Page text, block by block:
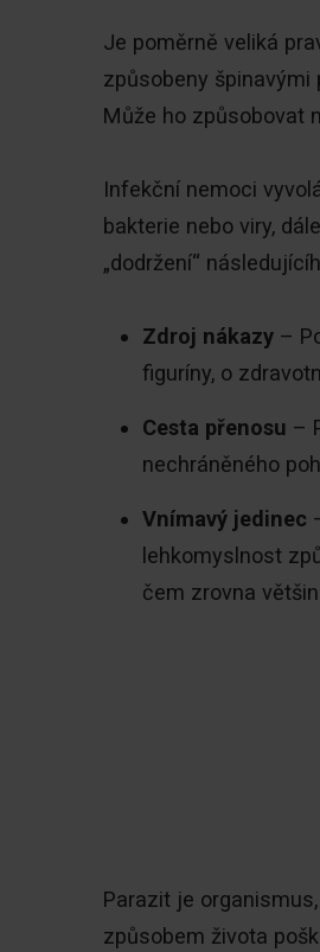
Je poměrně veliká
způsobeny špinavými
Může ho způsobovat
Infekční nemoci
bakterie nebo viry,
„dodržení“
Zdroj nákazy–
figuríny, o
Cesta přenosu –
nechráněného
Vnímavý jedinec
lehkomyslnost
čem zrovna
Parazit je
způsobem života